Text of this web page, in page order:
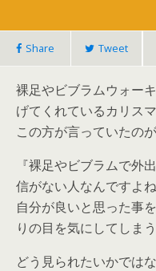
Share Tweet
裸足やビブラムウォー
げてくれているカリス
この方が言っていたのが
『裸足やビブラムで外
信がない人なんですよ
自分が良いと思った事
りの目を気にしてしまう
どう見られたいかでは